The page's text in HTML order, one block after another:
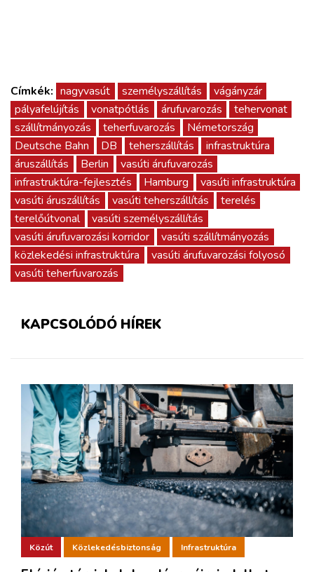
Címkék: nagyvasút személyszállítás
vágányzár
pályafelújítás
vonatpótlás árufuvarozás
tehervonat
szállítmányozás
teherfuvarozás
Németország
Deutsche Bahn
DB teherszállítás
infrastruktúra
áruszállítás
Berlin
vasúti árufuvarozás
infrastruktúra-fejlesztés
Hamburg
vasúti infrastruktúra
vasúti áruszállítás
vasúti teherszállítás
terelés
terelőútvonal
vasúti személyszállítás
vasúti árufuvarozási korridor
vasúti szállítmányozás
közlekedési infrastruktúra
vasúti árufuvarozási folyosó
vasúti teherfuvarozás
KAPCSOLÓDÓ HÍREK
Közút Közlekedésbiztonság Infrastruktúra